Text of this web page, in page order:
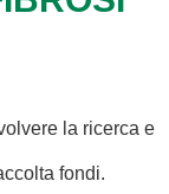
la ricerca e
fondi.